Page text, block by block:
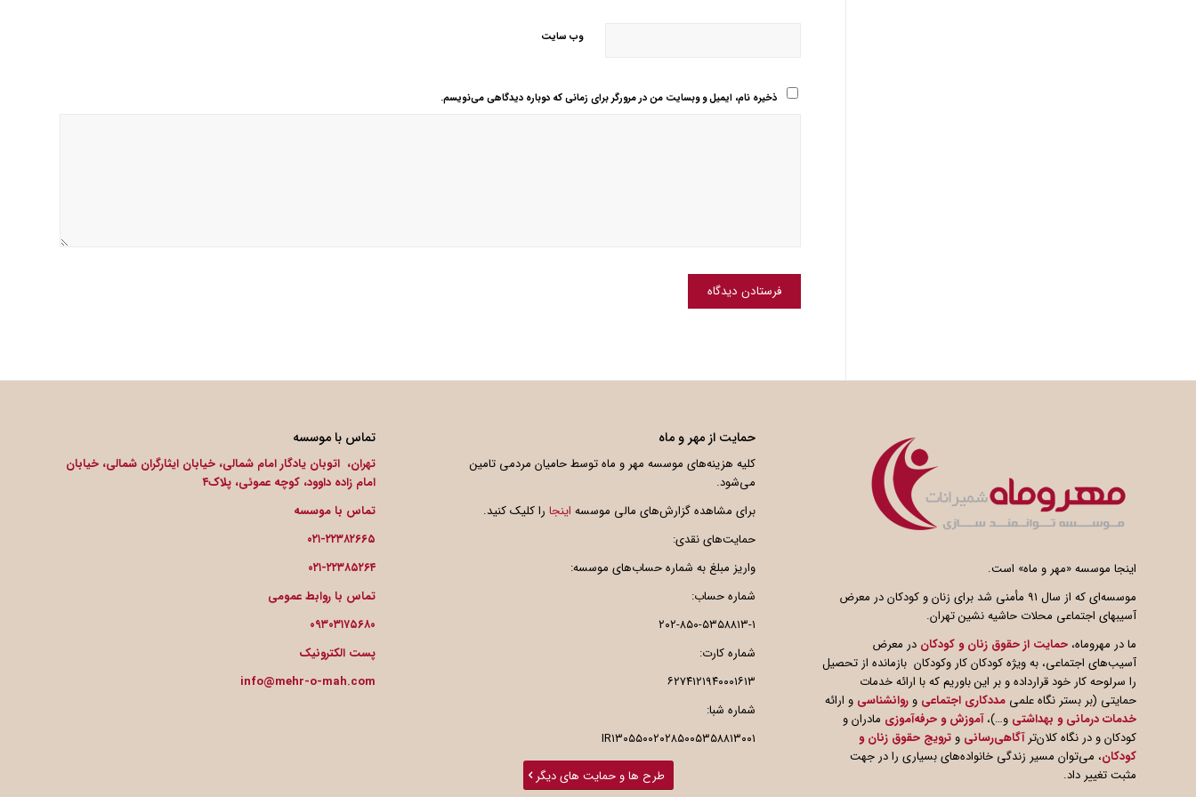
وب‌ سایت
ذخیره نام، ایمیل و وبسایت من در مرورگر برای زمانی که دوباره دیدگاهی می‌نویسم.
اینجا موسسه «مهر و ماه» است.
موسسه‌ای که از سال ۹۱ مأمنی شد برای زنان و کودکان در معرض
آسیبهای اجتماعی محلات حاشیه نشین تهران.
ما در مهروماه، حمایت از حقوق زنان و کودکان در معرض
آسیب‌های اجتماعی، به ویژه کودکان کار وکودکان بازمانده از تحصیل
را سرلوحه کار خود قرارداده و بر این باوریم که با ارائه خدمات
حمایتی (بر بستر نگاه علمی مددکاری اجتماعی و روانشناسی و ارائه
خدمات درمانی و بهداشتی و…)،آموزش و حرفه‌آموزی مادران و
کودکان و در نگاه کلان‌ترآگاهیرسانی و ترویج حقوق زنان و
کودکان، می‌توان مسیر زندگی خانواده‌های بسیاری را در جهت
مثبت تغییر داد.
حمایت از مهر و ماه
کلیه هزینه‌های موسسه مهر و ماه توسط حامیان مردمی تامین
می‌شود.
برای مشاهده گزارش‌های مالی موسسه اینجارا کلیک کنید.
حمایت‌های نقدی:
واریز مبلغ به شماره حساب‌های موسسه:
شماره حساب:
۲۰۲-۸۵۰-۵۳۵۸۸۱۳-۱
شماره کارت:
۶۲۷۴۱۲۱۹۴۰۰۰۱۶۱۳
شماره شبا:
IR۱۳۰۵۵۰۰۲۰۲۸۵۰۰۵۳۵۸۸۱۳۰۰۱
طرح ها و حمایت های دیگر
تماس با موسسه
تهران، اتوبان یادگار امام شمالی، خیابان ایثارگران شمالی، خیابان
امام زاده داوود، کوچه عموئی، پلاک۴
تماس با موسسه
۰۲۱-۲۲۳۸۲۶۶۵
۰۲۱-۲۲۳۸۵۲۶۴
تماس با روابط عمومی
۰۹۳۰۳۱۷۵۶۸۰
پست الکترونیک
info@mehr-o-mah.com